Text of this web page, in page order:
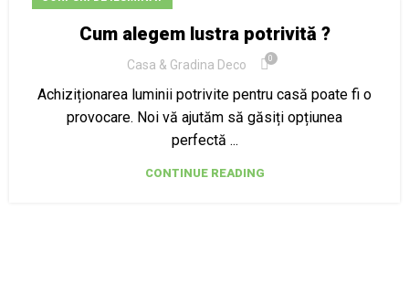
Cum alegem lustra potrivită ?
Casa & Gradina Deco 0
Achiziționarea luminii potrivite pentru casă poate fi o
provocare. Noi vă ajutăm să găsiți opțiunea
perfectă ...
CONTINUE READING